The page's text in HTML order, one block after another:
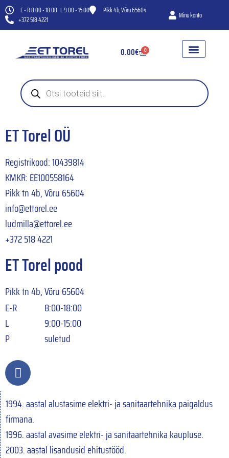
E - R 8.00 - 18.00 L 9.00 - 15.00
Pikk 4b, Võru 65604
+372 518 4221
Minu konto
0.00€ 0
ET Torel OÜ
Registrikood: 10439814
KMKR: EE100558164
Pikk tn 4b, Võru 65604
info@ettorel.ee
ludmilla@ettorel.ee
+372 518 4221
ET Torel pood
Pikk tn 4b, Võru 65604
E-R
L
P
8:00-18:00
9:00-15:00
suletud
1994. aastal alustasime elektri- ja sanitaartehnika paigaldus
firmana.
1996. aastal avasime elektri- ja sanitaartehnika kaupluse.
2003. aastal lisandusid ehitustööd.